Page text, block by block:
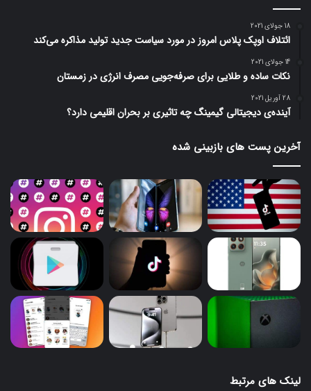
18 جولای 2021
ائتلاف اوپک پلاس امروز در مورد سیاست جدید تولید مذاکره می‌کند
14 جولای 2021
نکات ساده و طلایی برای صرفه‌جویی مصرف انرژی در زمستان
28 آوریل 2021
آینده‌ی دیجیتالی گیمینگ چه تاثیری بر بحران اقلیمی دارد؟
آخرین پست های بازبینی شده
لینک های مرتبط